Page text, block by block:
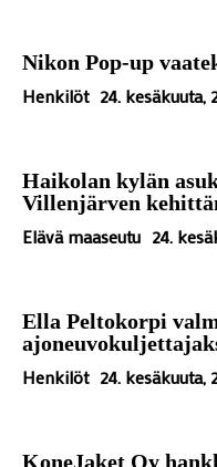
Nikon Pop-up
Henkilöt 24. kesäkuuta,
Haikolan kylän
Villenjärven
Elävä maaseutu 24.
Ella Peltokorpi
Henkilöt 24. kesäkuuta,
KoneJaket Oy